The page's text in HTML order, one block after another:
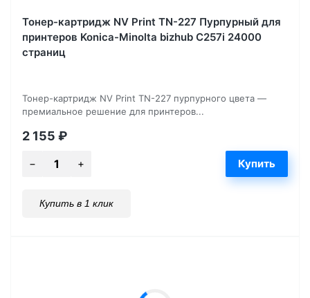
Тонер-картридж NV Print TN-227 Пурпурный для
принтеров Konica-Minolta bizhub C257i 24000
страниц
Тонер-картридж NV Print TN-227 пурпурного цвета —
премиальное решение для принтеров...
2 155 ₽
Купить в 1 клик